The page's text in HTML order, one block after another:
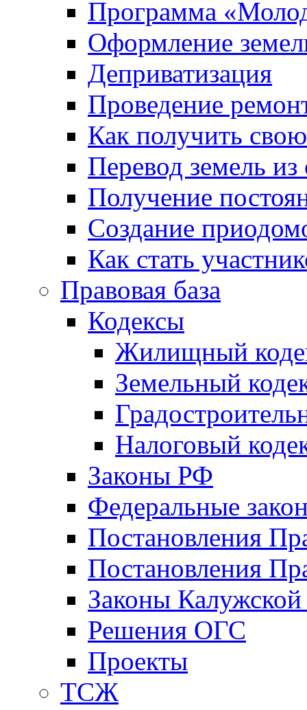
Программа
Оформление
Деприватизация
Проведение
Как получить
Перевод земель
Получение
Создание
Как стать
Правовая база
Кодексы
Жилищный
Земельный
Налоговый
Законы РФ
Федеральные
Постановления
Постановления
Законы Калужской
Решения ОГС
Проекты
ТСЖ